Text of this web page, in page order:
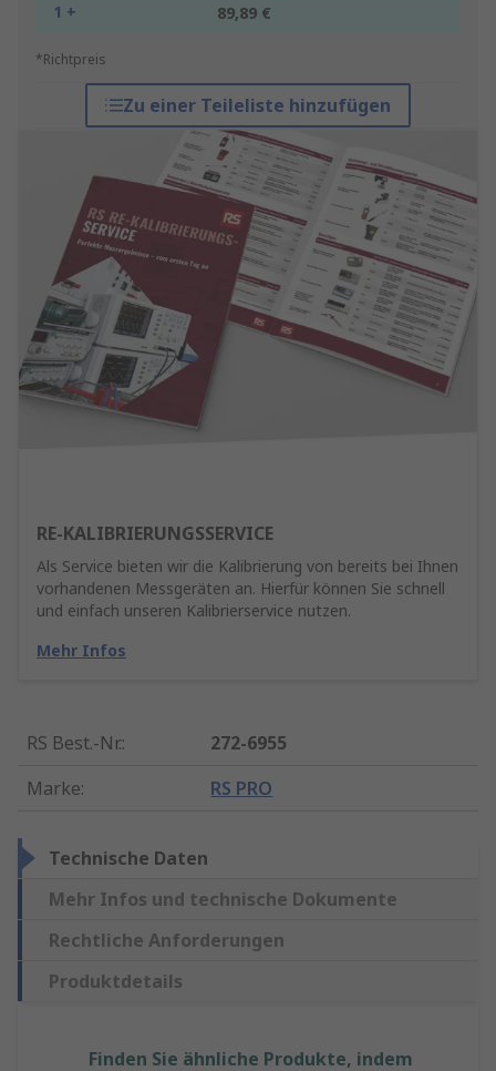
1 + 89,89 €
*Richtpreis
Zu einer Teileliste hinzufügen
RE-KALIBRIERUNGSSERVICE
Als Service bieten wir die Kalibrierung von bereits bei Ihnen
vorhandenen Messgeräten an. Hierfür können Sie schnell
und einfach unseren Kalibrierservice nutzen.
Mehr Infos
RS Best.-Nr.:
272-6955
Marke: RS PRO
Technische Daten
Mehr Infos und technische Dokumente
Rechtliche Anforderungen
Produktdetails
Finden Sie ähnliche Produkte, indem